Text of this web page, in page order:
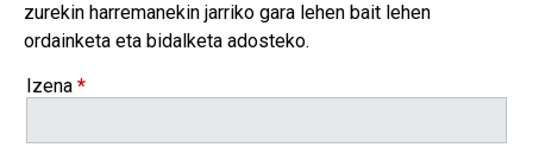
zurekin harremanekin jarriko gara lehen bait lehen
ordainketa eta bidalketa adosteko.
Izena *